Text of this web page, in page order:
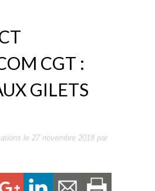
CGT :
GILETS
le 27 novembre 2018 par